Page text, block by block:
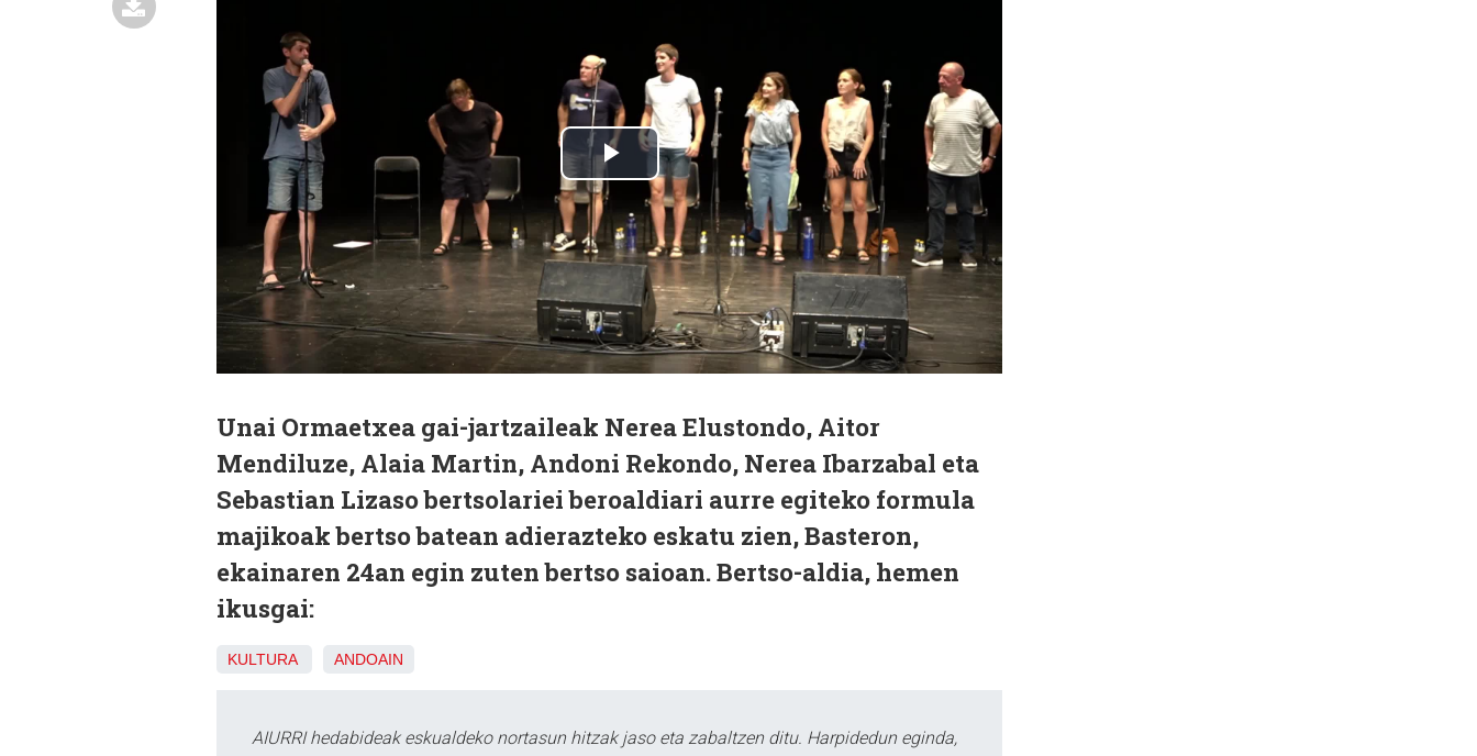
Unai Ormaetxea gai-jartzaileak Nerea Elustondo, Aitor
Mendiluze, Alaia Martin, Andoni Rekondo, Nerea Ibarzabal eta
Sebastian Lizaso bertsolariei beroaldiari aurre egiteko formula
majikoak bertso batean adierazteko eskatu zien, Basteron,
ekainaren 24an egin zuten bertso saioan. Bertso-aldia, hemen
ikusgai:
KULTURA ANDOAIN
AIURRI hedabideak eskualdeko nortasun hitzak jaso eta zabaltzen ditu. Harpidedun eginda,